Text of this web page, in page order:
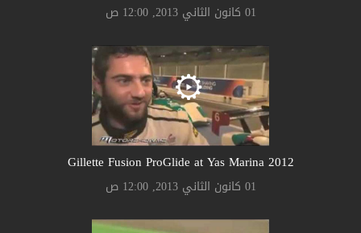
01 كانون الثاني 2013, 12:00 ص
Gillette Fusion ProGlide at Yas Marina 2012
01 كانون الثاني 2013, 12:00 ص